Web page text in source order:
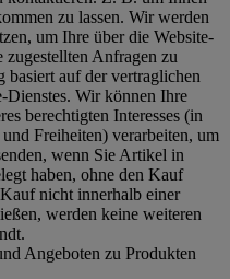
zu lassen. Wir werden
um Ihre über die Website-
zugestellten Anfragen zu
basiert auf der vertraglichen
Dienstes. Wir können Ihre
berechtigten Interesses (in
Freiheiten) verarbeiten, um
wenn Sie Artikel in
haben, ohne den Kauf
nicht innerhalb einer
werden keine weiteren
Angeboten zu Produkten